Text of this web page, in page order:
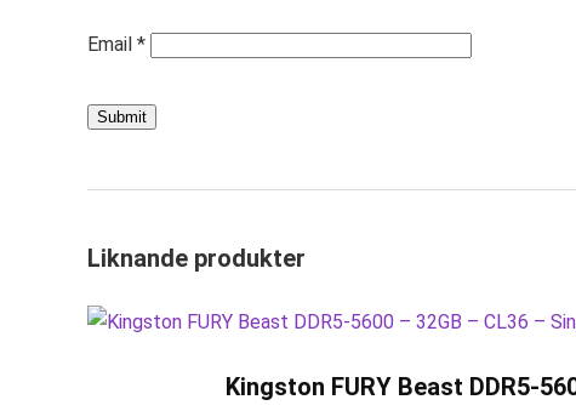
Email *
Liknande produkter
Kingston FURY Beast DDR5-